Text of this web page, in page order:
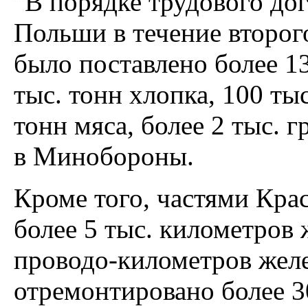
Польши в течение
было поставлено более
тыс. тонн хлопка, 100
тонн мяса, более 2 тыс.
в Минобороны.
Кроме того, частями
более 5 тыс.
проводо-километров
отремонтировано более